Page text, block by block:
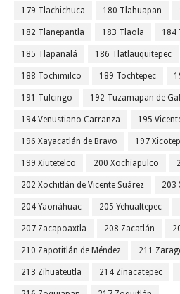
179 Tlachichuca 180 Tlahuapan
182 Tlanepantla 183 Tlaola 184
185 Tlapanalá 186 Tlatlauquitepec
188 Tochimilco 189 Tochtepec
191 Tulcingo 192 Tuzamapan de
194 Venustiano Carranza 195
196 Xayacatlán de Bravo 197
199 Xiutetelco 200 Xochiapulco
202 Xochitlán de Vicente Suárez 203
204 Yaonáhuac 205 Yehualtepec
207 Zacapoaxtla 208 Zacatlán
210 Zapotitlán de Méndez 211
213 Zihuateutla 214 Zinacatepec